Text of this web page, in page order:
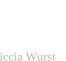
Wurst